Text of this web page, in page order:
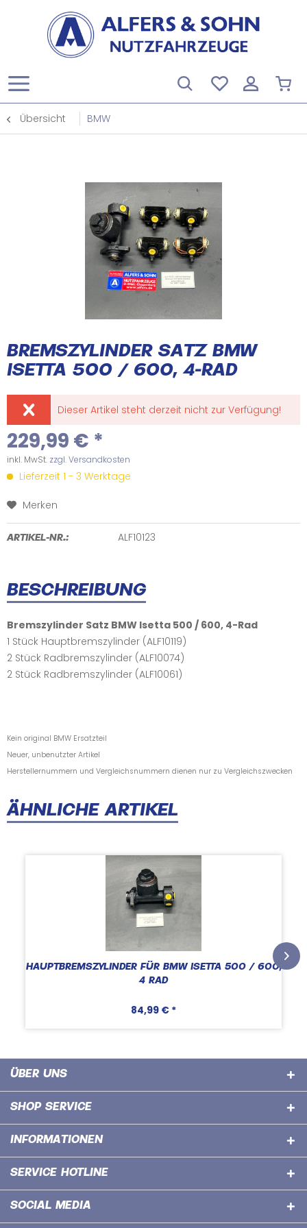
Übersicht BMW
BREMSZYLINDER SATZ BMW
ISETTA 500 / 600, 4-RAD
Dieser Artikel steht derzeit nicht zur Verfügung!
229,99 € *
inkl. MwSt. zzgl. Versandkosten
Lieferzeit 1 - 3 Werktage
Merken
ARTIKEL-NR.: ALF10123
BESCHREIBUNG
Bremszylinder Satz BMW Isetta 500 / 600, 4-Rad
1 Stück Hauptbremszylinder (ALF10119)
2 Stück Radbremszylinder (ALF10074)
2 Stück Radbremszylinder (ALF10061)
Kein original BMW Ersatzteil
Neuer, unbenutzter Artikel
Herstellernummern und Vergleichsnummern dienen nur zu Vergleichszwecken
ÄHNLICHE ARTIKEL
HAUPTBREMSZYLINDER FÜR BMW ISETTA 500 / 600,
4 RAD
84,99 € *
ÜBER UNS
SHOP SERVICE
INFORMATIONEN
SERVICE HOTLINE
SOCIAL MEDIA